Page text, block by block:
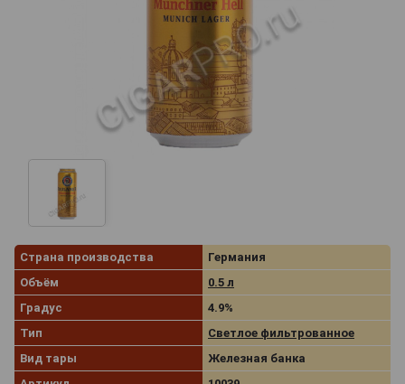
Страна производства
Германия
Объём
0.5 л
Градус
4.9%
Тип
Светлое фильтрованное
Вид тары
Железная банка